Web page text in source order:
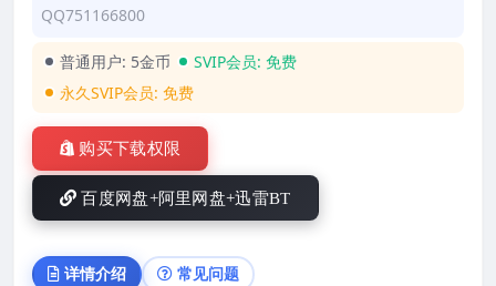
QQ751166800
普通用户: 5金币 SVIP会员: 免费
永久SVIP会员: 免费
购买下载权限
百度网盘+阿里网盘+迅雷BT
详情介绍 常见问题